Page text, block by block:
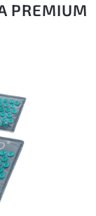
PREMIUM